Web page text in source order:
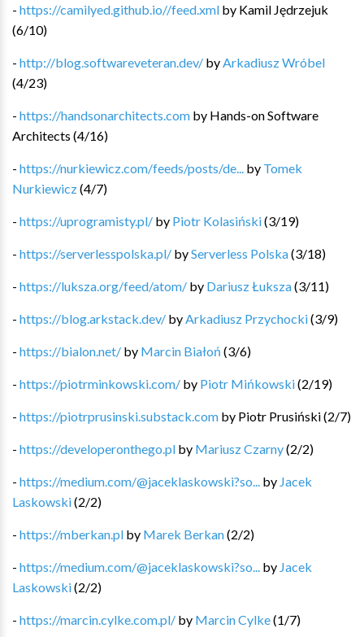
- https://camilyed.github.io//feed.xml by Kamil Jędrzejuk
(6/10)
- http://blog.softwareveteran.dev/ by Arkadiusz Wróbel
(4/23)
- https://handsonarchitects.com by Hands-on Software
Architects (4/16)
- https://nurkiewicz.com/feeds/posts/de... by Tomek
Nurkiewicz(4/7)
- https://uprogramisty.pl/ by Piotr Kolasiński(3/19)
- https://serverlesspolska.pl/ byServerless Polska(3/18)
- https://luksza.org/feed/atom/ by Dariusz Łuksza(3/11)
- https://blog.arkstack.dev/ by Arkadiusz Przychocki(3/9)
- https://bialon.net/ by Marcin Białoń (3/6)
- https://piotrminkowski.com/ by Piotr Mińkowski(2/19)
- https://piotrprusinski.substack.com by Piotr Prusiński(2/7)
- https://developeronthego.pl by Mariusz Czarny(2/2)
- https://medium.com/@jaceklaskowski?so... by Jacek
Laskowski(2/2)
- https://mberkan.pl by Marek Berkan(2/2)
- https://medium.com/@jaceklaskowski?so... by Jacek
Laskowski(2/2)
- https://marcin.cylke.com.pl/ by Marcin Cylke(1/7)